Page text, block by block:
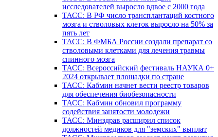
исследователей выросло вдвое с 2000 года
ТАСС: В РФ число трансплантаций костного
мозга и стволовых клеток выросло на 50% за
пять лет
ТАСС: В ФМБА России создали препарат со
стволовыми клетками для лечения травмы
спинного мозга
ТАСС: Всероссийский фестиваль НАУКА 0+
2024 открывает площадки по стране
ТАСС: Кабмин начнет вести реестр товаров
для обеспечения биобезопасности
ТАСС: Кабмин обновил программу
содействия занятости молодежи
ТАСС: Минздрав расширил список
должностей медиков для "земских" выплат